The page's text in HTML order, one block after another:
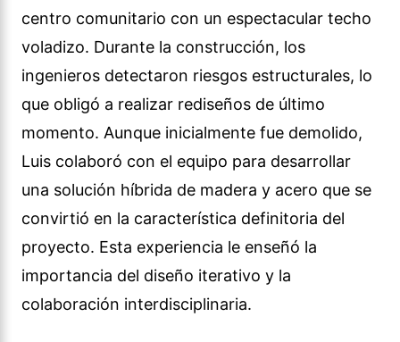
centro comunitario con un espectacular techo
voladizo. Durante la construcción, los
ingenieros detectaron riesgos estructurales, lo
que obligó a realizar rediseños de último
momento. Aunque inicialmente fue demolido,
Luis colaboró con el equipo para desarrollar
una solución híbrida de madera y acero que se
convirtió en la característica definitoria del
proyecto. Esta experiencia le enseñó la
importancia del diseño iterativo y la
colaboración interdisciplinaria.